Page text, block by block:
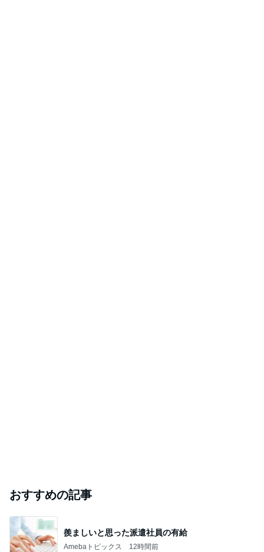
おすすめの記事
羨ましいと思った派遣社員の有給
Amebaトピックス 12時間前